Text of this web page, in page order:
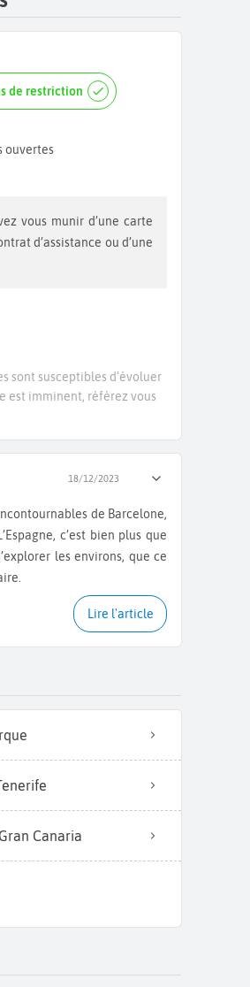
de restriction
ouvertes
d’assistance ou d’une
sont susceptibles d’évoluer
est imminent, référez vous
18/12/2023
c’est bien plus que
les environs, que ce
Lire l'article
Canaria